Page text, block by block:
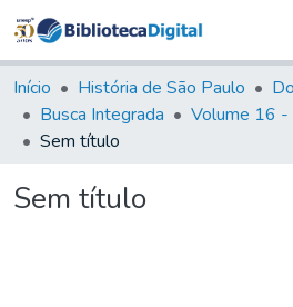
&
Coleções
Tudo na
Início História de São Paulo
Busca Integrada
Sem título
Sem título